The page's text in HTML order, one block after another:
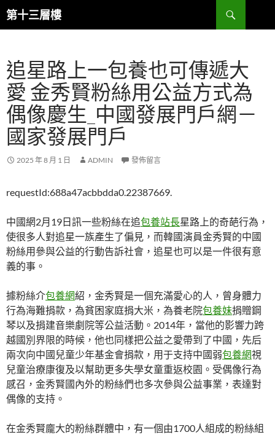
跳
至
內
容
第十三層樓
搜
尋
追星路上一包養也可傳遞大
愛 金秀賢粉絲用公益方式為
偶像慶生_中國發展門戶網－
國家發展門戶
2025 年 8 月 1 日 ADMIN 發佈留言
requestId:688a47acbbdda0.22387669.
中國網2月19日訊一些粉絲在追包養站長星路上的奇葩行為，
使很多人對追星一族產生了偏見，而韓國演員金秀賢的中國
粉絲用參與公益的行動告訴社會，追星也可以是一件很有意
義的事。
據粉絲介包養網紹，金秀賢是一個充滿愛心的人，曾身體力
行為海難捐款，為貧困家庭捐大米，為養老院包養妹捐贈鋼
琴以及捐建音樂劇院等公益活動。2014年，當他的影響力跨
越國別界限的時候，他也同樣把公益之愛帶到了中國，先后
兩次向中國兒童少年基金會捐款，用于支持中國弱包養網視
兒童治療康復及以幫助更多失學女童重返校園。受偶像行為
感召，金秀賢國內外的粉絲們也多次參與公益事業，表達對
偶像的支持。
在金秀賢龐大的粉絲群體中，有一個由1700人組成的粉絲組